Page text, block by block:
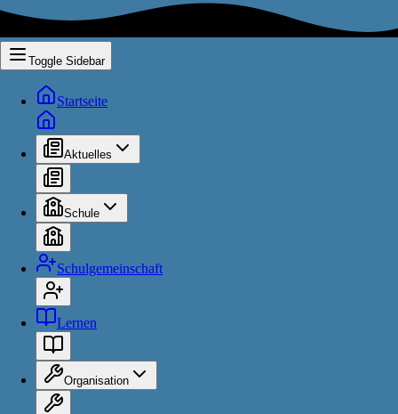
Toggle Sidebar
Startseite
Aktuelles
Schule
Schulgemeinschaft
Lernen
Organisation